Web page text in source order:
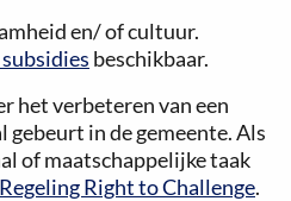
en/ of cultuur.
beschikbaar.
het verbeteren van een
in de gemeente. Als
of maatschappelijke taak
Right to Challenge.